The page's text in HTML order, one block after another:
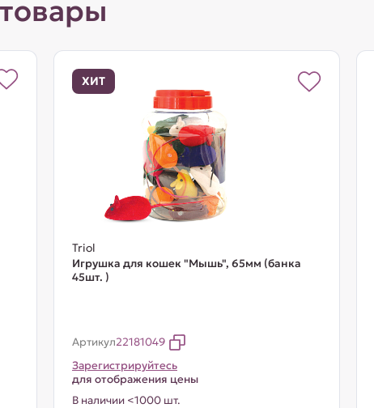
ХИТ
Triol
Игрушка для кошек "Мышь", 65мм (банка
45шт. )
Артикул22181049
Зарегистрируйтесь
для отображения цены
В наличии <1000 шт.